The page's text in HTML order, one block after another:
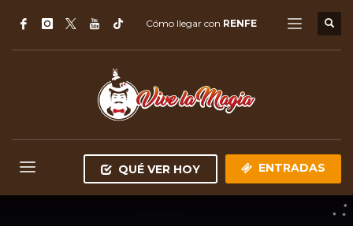
Cómo llegar con RENFE
QUÉ VER HOY ENTRADAS